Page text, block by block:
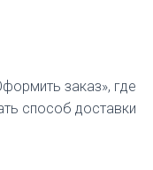
заказ», где
способ доставки